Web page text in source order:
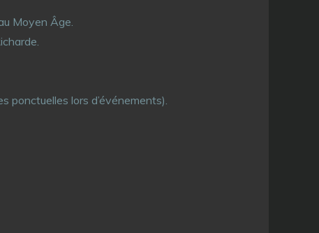
Moyen Âge.
ponctuelles lors d’événements).